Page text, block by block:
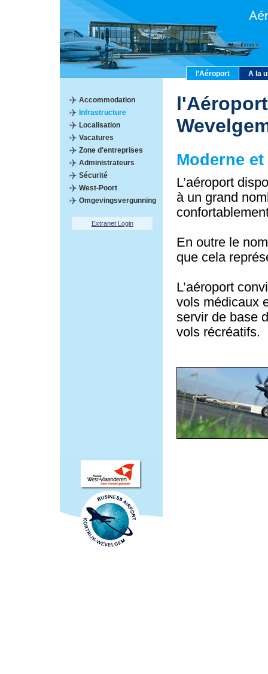
l'Aéroport A la
Accommodation
Infrastructure
Localisation
Vacatures
Zone d'entreprises
Administrateurs
Sécurité
West-Poort
Omgevingsvergunning
Extranet Login
Moderne
L’aéroport
à un grand
En outre le
que cela
L’aéroport
vols médicaux
servir de base
vols récréatifs.